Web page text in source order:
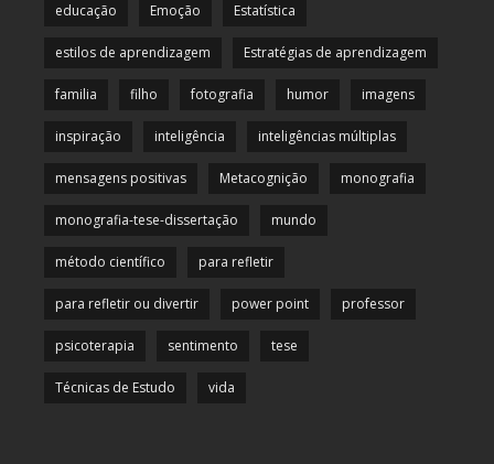
educação Emoção Estatística
estilos de aprendizagem Estratégias de aprendizagem
familia filho fotografia humor imagens
inspiração inteligência inteligências múltiplas
mensagens positivas Metacognição monografia
monografia-tese-dissertação mundo
método científico para refletir
para refletir ou divertir power point professor
psicoterapia sentimento tese
Técnicas de Estudo vida